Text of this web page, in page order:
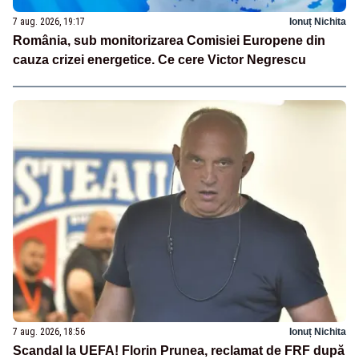
7 aug. 2026, 19:17 Ionuț Nichita
România, sub monitorizarea Comisiei Europene din
cauza crizei energetice. Ce cere Victor Negrescu
7 aug. 2026, 18:56 Ionuț Nichita
Scandal la UEFA! Florin Prunea, reclamat de FRF după